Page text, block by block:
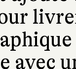
avec